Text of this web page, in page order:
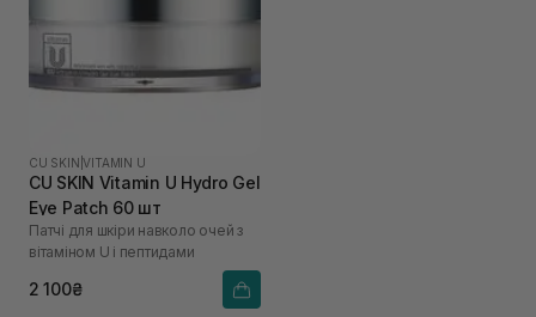
CU SKIN |VITAMIN U
CU SKIN Vitamin U Hydro Gel
Eye Patch 60 шт
Патчі для шкіри навколо очей з
вітаміном U і пептидами
2 100₴